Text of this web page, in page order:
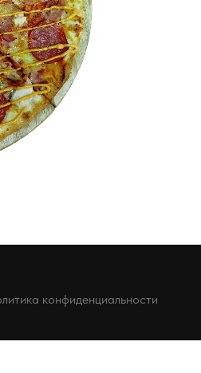
конфиденциальности